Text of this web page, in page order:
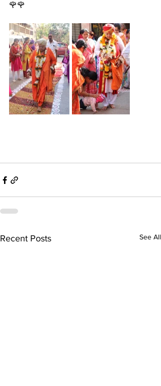
🌹🌹
Recent Posts See All